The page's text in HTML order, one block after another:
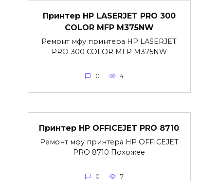
Принтер HP LASERJET PRO 300
COLOR MFP M375NW
Ремонт мфу принтера HP LASERJET
PRO 300 COLOR MFP M375NW
0 4
Принтер HP OFFICEJET PRO 8710
Ремонт мфу принтера HP OFFICEJET
PRO 8710 Похожее
0 7